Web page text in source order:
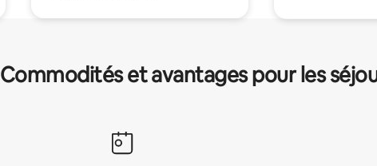
Commodités et avantages pour les